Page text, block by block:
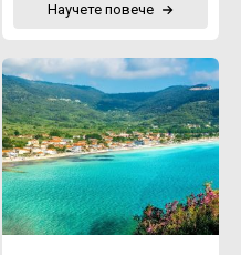
Научете повече